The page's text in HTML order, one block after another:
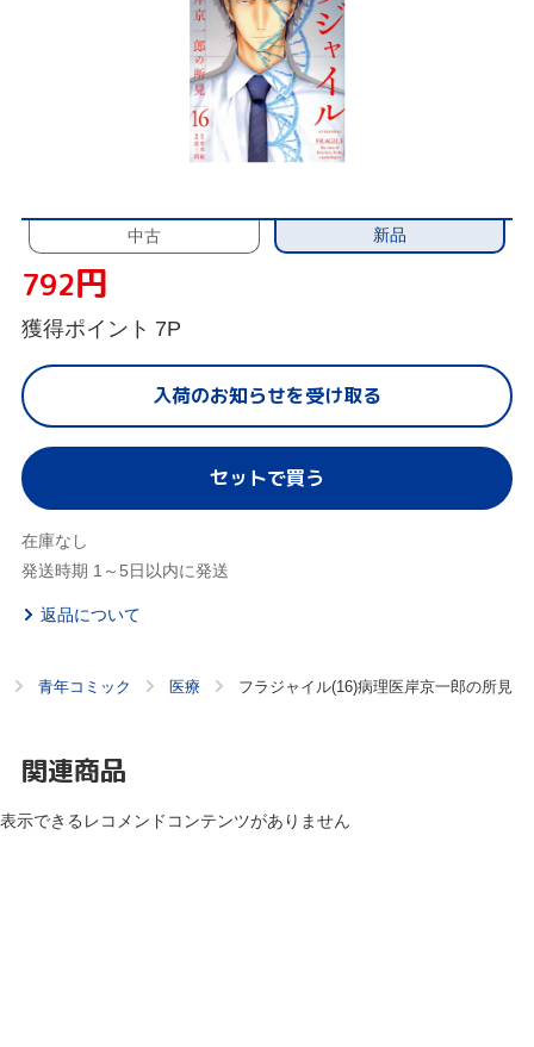
中古 新品
792円
獲得ポイント 7P
入荷のお知らせを受け取る
セットで買う
在庫なし
発送時期 1～5日以内に発送
返品について
青年コミック 医療 フラジャイル(16)病理医岸京一郎の所見
関連商品
表示できるレコメンドコンテンツがありません